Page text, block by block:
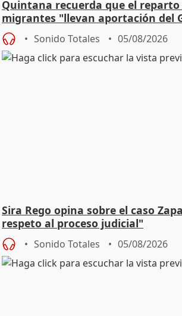
Quintana recuerda que el reparto
migrantes "llevan aportación del
central
Sonido Totales 05/08/2026
Sira Rego opina sobre el caso
respeto al proceso judicial"
Sonido Totales 05/08/2026